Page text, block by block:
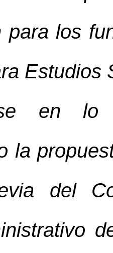
para los
Estudios
en lo
la
del